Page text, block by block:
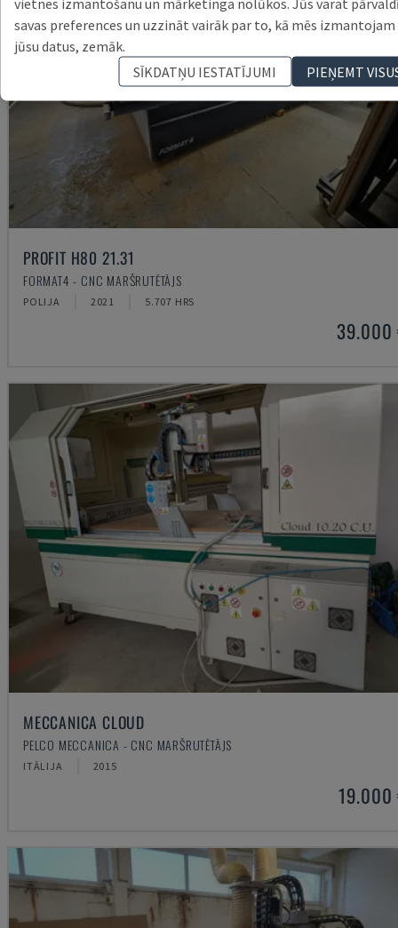
PROFIT H80 21.31
FORMAT4 - CNC MARŠRUTĒTĀJS
POLIJA 2021 5.707 HRS
39.000
MECCANICA CLOUD
PELCO MECCANICA - CNC MARŠRUTĒTĀJS
ITĀLIJA 2015
19.000
savas preferences un uzzināt vairāk par to, kā mēs izmantojam
jūsu datus, zemāk.
SĪKDATŅU IESTATĪJUMI
PIEŅEMT